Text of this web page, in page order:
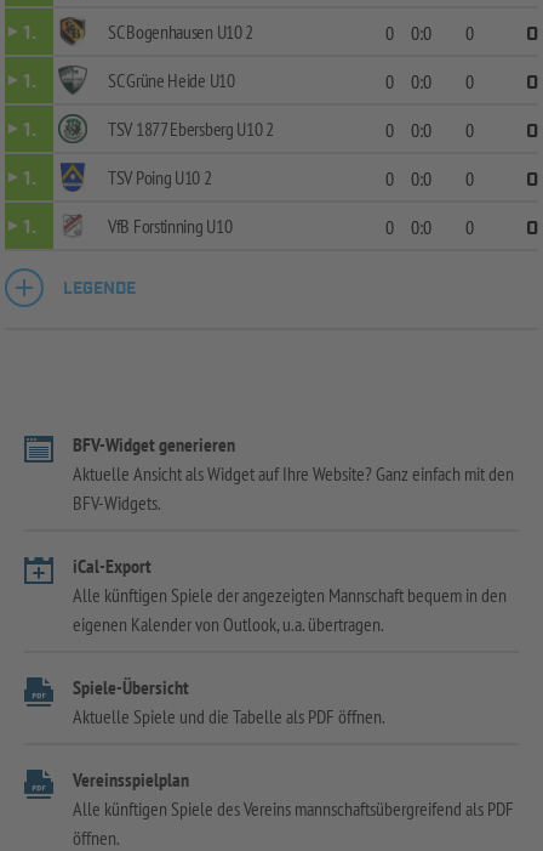
1.
SC Bogenhausen U10 2 0 0:0 0
0
1.
SC Grüne Heide U10 0 0:0 0
0
1.
TSV 1877 Ebersberg U10 2 0 0:0 0
0
1.
TSV Poing U10 2 0 0:0 0
0
1.
VfB Forstinning U10 0 0:0 0 0
LEGENDE
BFV-Widget generieren
Aktuelle Ansicht als Widget auf Ihre Website? Ganz einfach mit den
BFV-Widgets.
iCal-Export
Alle künftigen Spiele der angezeigten Mannschaft bequem in den
eigenen Kalender von Outlook, u.a. übertragen.
Spiele-Übersicht
Aktuelle Spiele und die Tabelle als PDF öffnen.
Vereinsspielplan
Alle künftigen Spiele des Vereins mannschaftsübergreifend als PDF
öffnen.